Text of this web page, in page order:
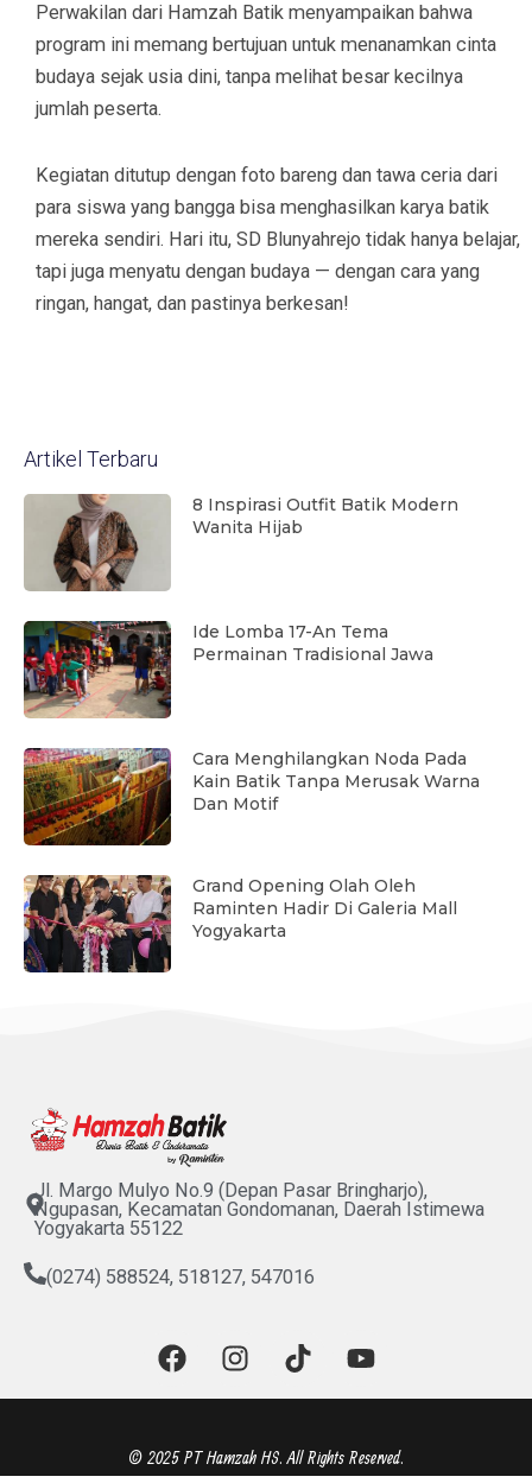
Perwakilan dari Hamzah Batik menyampaikan bahwa
program ini memang bertujuan untuk menanamkan cinta
budaya sejak usia dini, tanpa melihat besar kecilnya
jumlah peserta.
Kegiatan ditutup dengan foto bareng dan tawa ceria dari
para siswa yang bangga bisa menghasilkan karya batik
mereka sendiri. Hari itu, SD Blunyahrejo tidak hanya belajar,
tapi juga menyatu dengan budaya — dengan cara yang
ringan, hangat, dan pastinya berkesan!
Artikel Terbaru
8 Inspirasi Outfit Batik Modern
Wanita Hijab
Ide Lomba 17-An Tema
Permainan Tradisional Jawa
Cara Menghilangkan Noda Pada
Kain Batik Tanpa Merusak Warna
Dan Motif
Grand Opening Olah Oleh
Raminten Hadir Di Galeria Mall
Yogyakarta
Jl. Margo Mulyo No.9 (Depan Pasar Bringharjo),
Ngupasan, Kecamatan Gondomanan, Daerah Istimewa
Yogyakarta 55122
(0274) 588524, 518127, 547016
F
a
c
b
I
n
s
a
T
i
k
o
Y
o
u
u
© 2025 PT Hamzah HS. All Rights Reserved.